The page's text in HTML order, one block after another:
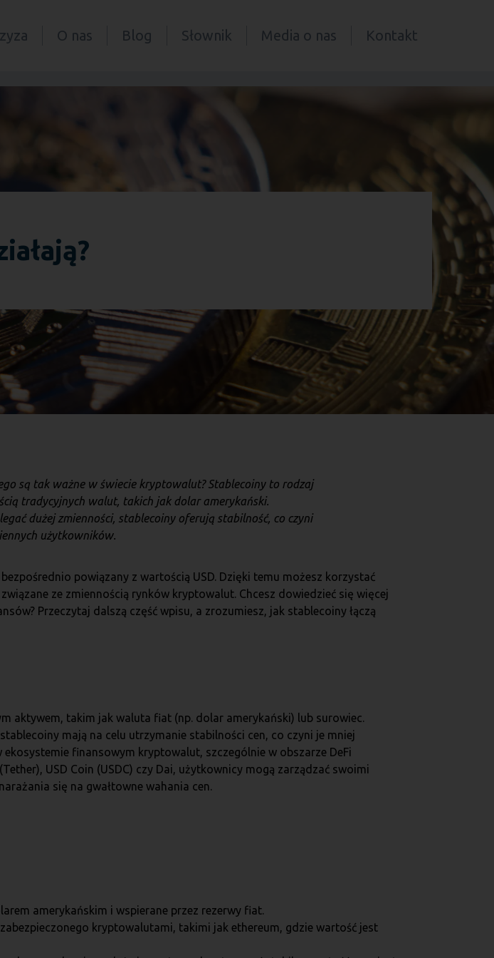
O nas Blog Słownik Media o nas Kontakt
są tak ważne w świecie kryptowalut? Stablecoiny to rodzaj
tradycyjnych walut, takich jak dolar amerykański.
dużej zmienności, stablecoiny oferują stabilność, co czyni
użytkowników.
powiązany z wartością USD. Dzięki temu możesz korzystać
ze zmiennością rynków kryptowalut. Chcesz dowiedzieć się więcej
Przeczytaj dalszą część wpisu, a zrozumiesz, jak stablecoiny łączą
aktywem, takim jak waluta fiat (np. dolar amerykański) lub surowiec.
mają na celu utrzymanie stabilności cen, co czyni je mniej
finansowym kryptowalut, szczególnie w obszarze DeFi
USD Coin (USDC) czy Dai, użytkownicy mogą zarządzać swoimi
się na gwałtowne wahania cen.
amerykańskim i wspierane przez rezerwy fiat.
kryptowalutami, takimi jak ethereum, gdzie wartość jest